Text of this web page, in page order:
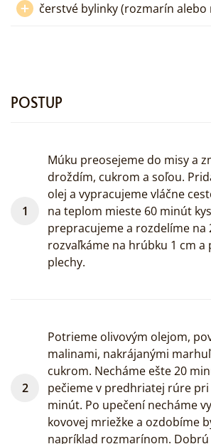
čerstvé bylinky (rozmarín alebo
POSTUP
Múku preosejeme do misy a
droždím, cukrom a soľou.
olej a vypracujeme vláčne
na teplom mieste 60 minút
prepracujeme a rozdelíme na
rozvaľkáme na hrúbku 1 cm a
plechy.
Potrieme olivovým olejom,
malinami, nakrájanými
cukrom. Necháme ešte 20
pečieme v predhriatej rúre pri
minút. Po upečení necháme
kovovej mriežke a ozdobíme
napríklad rozmarínom. Dobrú